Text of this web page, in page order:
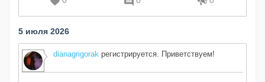
5 июля 2026
dianagrigorak регистрируется. Приветствуем!